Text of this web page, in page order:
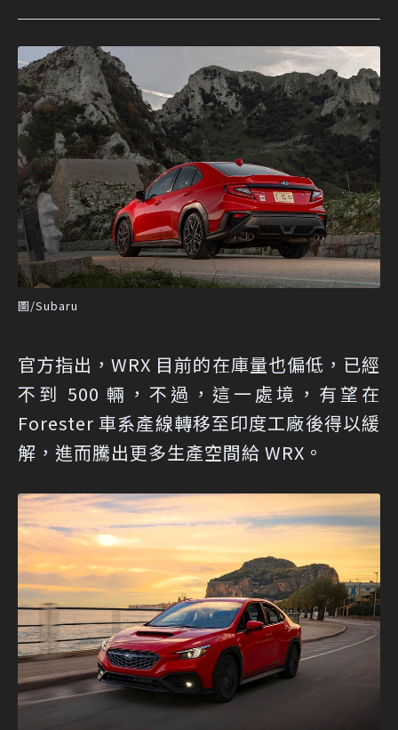
圖/Subaru
官方指出，WRX 目前的在庫量也偏低，已經
不到 500 輛，不過，這一處境，有望在
Forester 車系產線轉移至印度工廠後得以緩
解，進而騰出更多生產空間給 WRX。